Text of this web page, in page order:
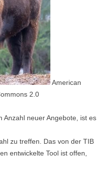
American
2.0
Anzahl neuer Angebote, ist es
zu treffen. Das von der TIB
entwickelte Tool ist offen,